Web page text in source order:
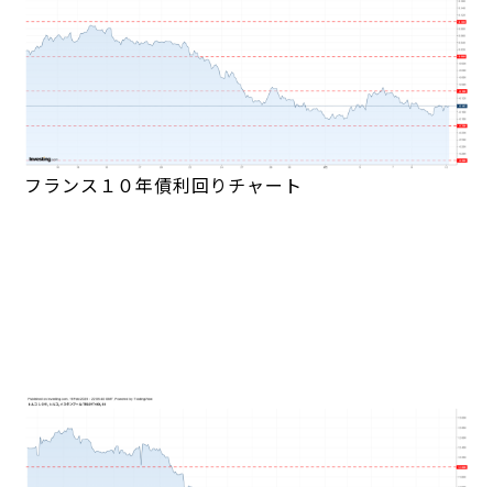
フランス１０年債利回りチャート